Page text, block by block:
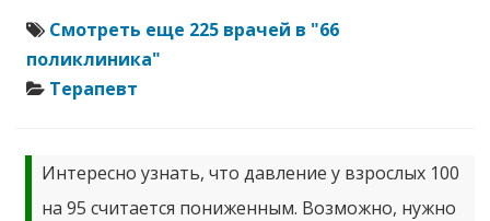
Смотреть еще 225 врачей в "66
поликлиника"
Терапевт
Интересно узнать, что давление у взрослых 100
на 95 считается пониженным. Возможно, нужно